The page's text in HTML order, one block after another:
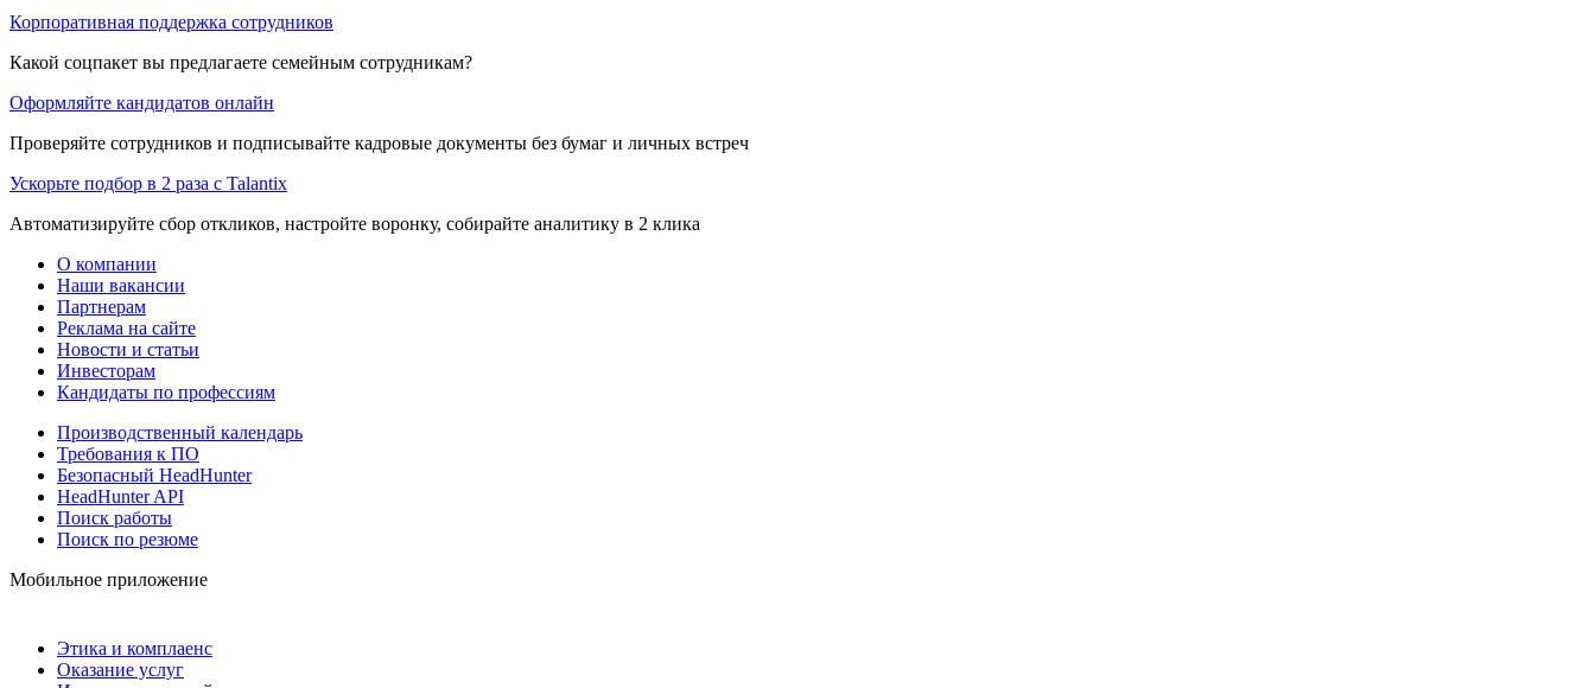
Корпоративная поддержка сотрудников
Какой соцпакет вы предлагаете семейным сотрудникам?
Оформляйте кандидатов онлайн
Проверяйте сотрудников и подписывайте кадровые документы без бумаг и личных встреч
Ускорьте подбор в 2 раза с Talantix
Автоматизируйте сбор откликов, настройте воронку, собирайте аналитику в 2 клика
О компании
Наши вакансии
Партнерам
Реклама на сайте
Новости и статьи
Инвесторам
Кандидаты по профессиям
Производственный календарь
Требования к ПО
Безопасный HeadHunter
HeadHunter API
Поиск работы
Поиск по резюме
Мобильное приложение
Этика и комплаенс
Оказание услуг